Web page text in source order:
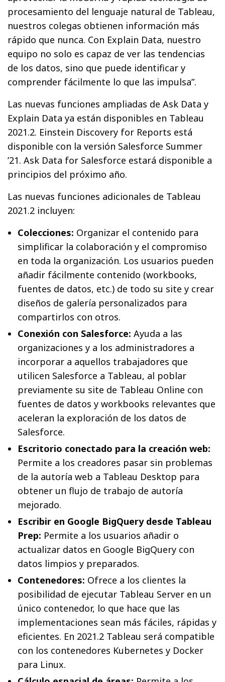
procesamiento del lenguaje natural de Tableau,
nuestros colegas obtienen información más
rápido que nunca. Con Explain Data, nuestro
equipo no solo es capaz de ver las tendencias
de los datos, sino que puede identificar y
comprender fácilmente lo que las impulsa”.
Las nuevas funciones ampliadas de Ask Data y
Explain Data ya están disponibles en Tableau
2021.2. Einstein Discovery for Reports está
disponible con la versión Salesforce Summer
’21. Ask Data for Salesforce estará disponible a
principios del próximo año.
Las nuevas funciones adicionales de Tableau
2021.2 incluyen:
Colecciones: Organizar el contenido para
simplificar la colaboración y el compromiso
en toda la organización. Los usuarios pueden
añadir fácilmente contenido (workbooks,
fuentes de datos, etc.) de todo su site y crear
diseños de galería personalizados para
compartirlos con otros.
Conexión con Salesforce: Ayuda a las
organizaciones y a los administradores a
incorporar a aquellos trabajadores que
utilicen Salesforce a Tableau, al poblar
previamente su site de Tableau Online con
fuentes de datos y workbooks relevantes que
aceleran la exploración de los datos de
Salesforce.
Escritorio conectado para la creación web:
Permite a los creadores pasar sin problemas
de la autoría web a Tableau Desktop para
obtener un flujo de trabajo de autoría
mejorado.
Escribir en Google BigQuery desde Tableau
Prep: Permite a los usuarios añadir o
actualizar datos en Google BigQuery con
datos limpios y preparados.
Contenedores: Ofrece a los clientes la
posibilidad de ejecutar Tableau Server en un
único contenedor, lo que hace que las
implementaciones sean más fáciles, rápidas y
eficientes. En 2021.2 Tableau será compatible
con los contenedores Kubernetes y Docker
para Linux.